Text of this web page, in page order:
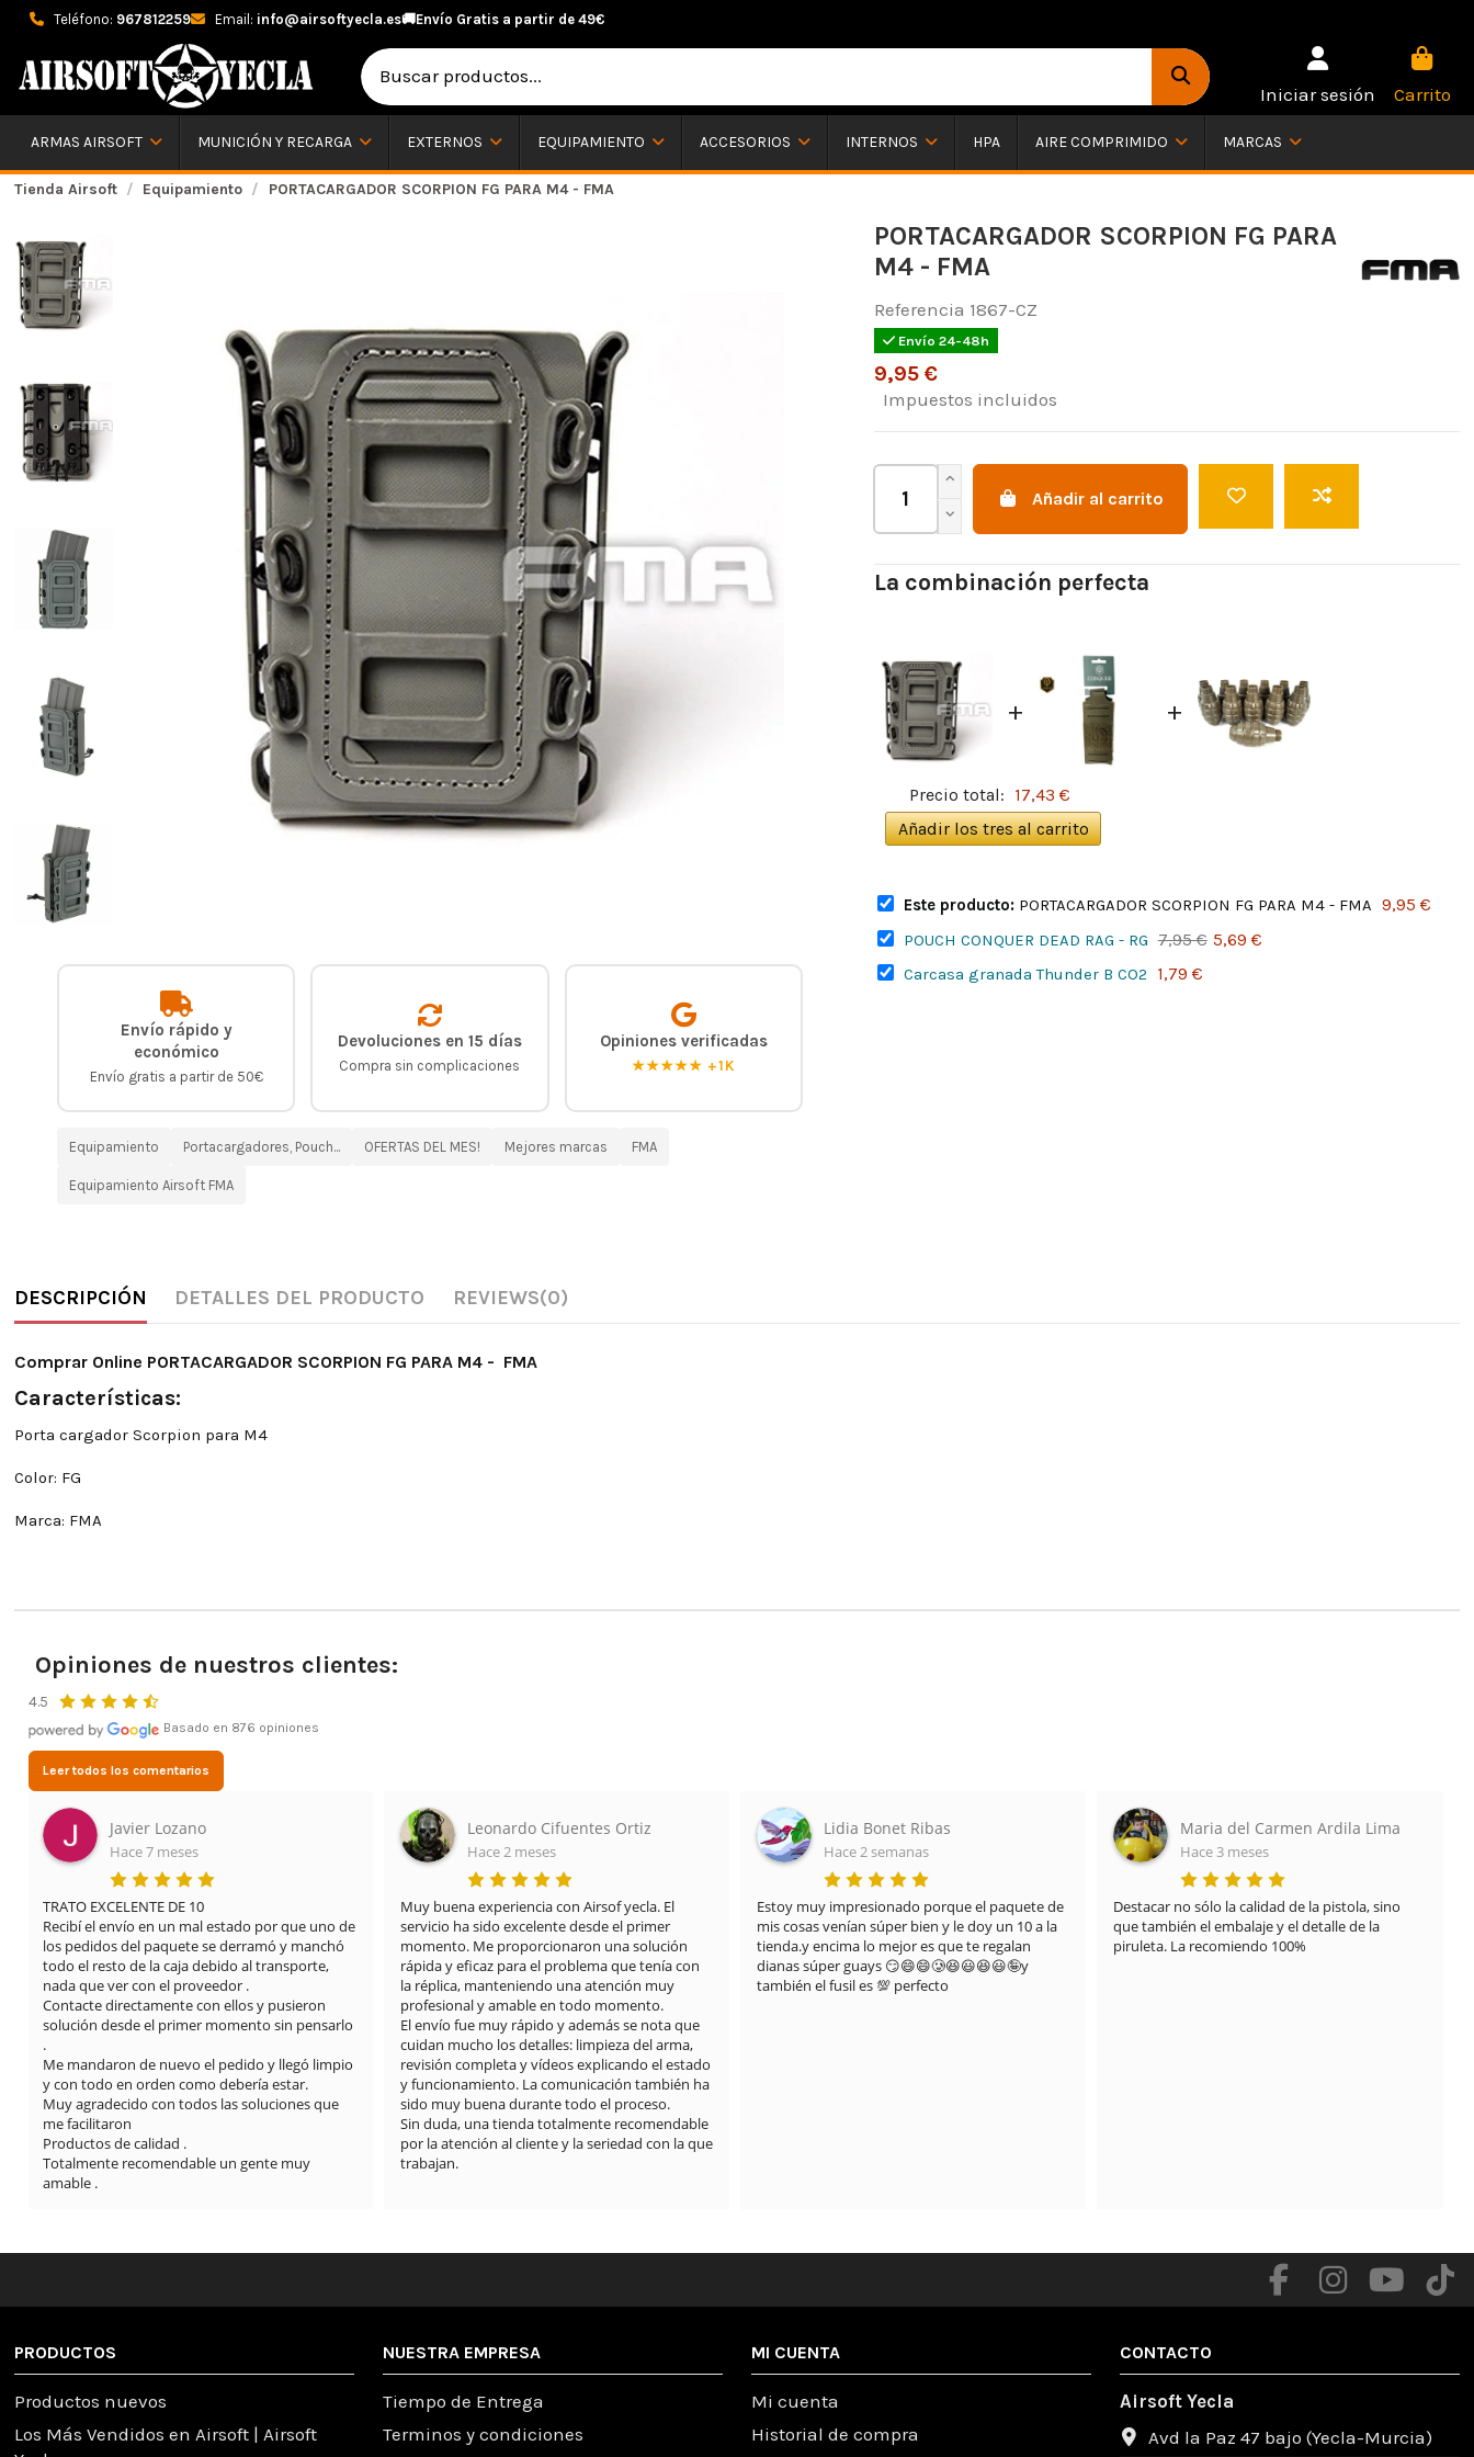
Teléfono: 967812259 Email: info@airsoftyecla.es🚚Envío Gratis a partir de 49€
Iniciar sesión Carrito
ARMAS AIRSOFT MUNICIÓN Y RECARGA EXTERNOS EQUIPAMIENTO ACCESORIOS INTERNOS HPA AIRE COMPRIMIDO MARCAS
Tienda Airsoft Equipamiento PORTACARGADOR SCORPION FG PARA M4 - FMA
Envío rápido y
económico
Envío gratis a partir de 50€
Devoluciones en 15 días
Compra sin complicaciones
Opiniones verificadas
★★★★★ +1K
Equipamiento Portacargadores, Pouch... OFERTAS DEL MES! Mejores marcas FMA
Equipamiento Airsoft FMA
PORTACARGADOR SCORPION FG PARA
M4 - FMA
Referencia 1867-CZ
Envío 24-48h
9,95 €
Impuestos incluidos
Añadir al carrito
La combinación perfecta
+ +
Precio total: 17,43 €
Añadir los tres al carrito
Este producto:PORTACARGADOR SCORPION FG PARA M4 - FMA 9,95 €
POUCH CONQUER DEAD RAG - RG 7,95 € 5,69 €
Carcasa granada Thunder B CO2 1,79 €
DESCRIPCIÓN DETALLES DEL PRODUCTO REVIEWS(0)
Comprar Online PORTACARGADOR SCORPION FG PARA M4 - FMA
Características:
Porta cargador Scorpion para M4
Color: FG
Marca: FMA
Opiniones de nuestros clientes:
4.5
Basado en 876 opiniones
Leer todos los comentarios
Javier Lozano
Hace 7 meses
TRATO EXCELENTE DE 10
Recibí el envío en un mal estado por que uno de
los pedidos del paquete se derramó y manchó
todo el resto de la caja debido al transporte,
nada que ver con el proveedor .
Contacte directamente con ellos y pusieron
solución desde el primer momento sin pensarlo
.
Me mandaron de nuevo el pedido y llegó limpio
y con todo en orden como debería estar.
Muy agradecido con todos las soluciones que
me facilitaron
Productos de calidad .
Totalmente recomendable un gente muy
amable .
Leonardo Cifuentes Ortiz
Hace 2 meses
Muy buena experiencia con Airsof yecla. El
servicio ha sido excelente desde el primer
momento. Me proporcionaron una solución
rápida y eficaz para el problema que tenía con
la réplica, manteniendo una atención muy
profesional y amable en todo momento.
El envío fue muy rápido y además se nota que
cuidan mucho los detalles: limpieza del arma,
revisión completa y vídeos explicando el estado
y funcionamiento. La comunicación también ha
sido muy buena durante todo el proceso.
Sin duda, una tienda totalmente recomendable
por la atención al cliente y la seriedad con la que
trabajan.
Lidia Bonet Ribas
Hace 2 semanas
Estoy muy impresionado porque el paquete de
mis cosas venían súper bien y le doy un 10 a la
tienda.y encima lo mejor es que te regalan
dianas súper guays 😏😄😄🥲😆😃😆😃🤪y
también el fusil es 💯 perfecto
Maria del Carmen Ardila Lima
Hace 3 meses
Destacar no sólo la calidad de la pistola, sino
que también el embalaje y el detalle de la
piruleta. La recomiendo 100%
PRODUCTOS
Productos nuevos
Los Más Vendidos en Airsoft | Airsoft
NUESTRA EMPRESA
Tiempo de Entrega
Terminos y condiciones
MI CUENTA
Mi cuenta
Historial de compra
CONTACTO
Airsoft Yecla
Avd la Paz 47 bajo (Yecla-Murcia)